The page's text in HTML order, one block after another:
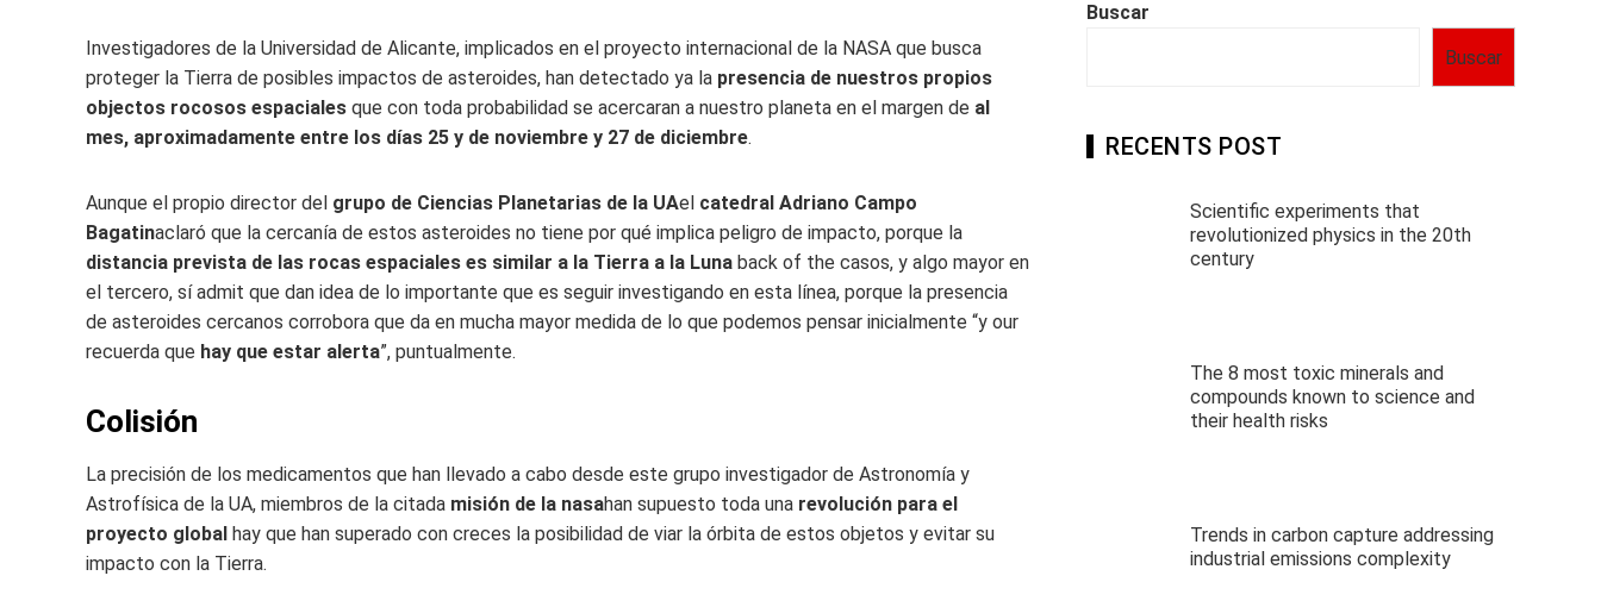
Investigadores de la Universidad de Alicante, implicados en el proyecto internacional de la NASA que busca
proteger la Tierra de posibles impactos de asteroides, han detectado ya la presencia de nuestros propios
objectos rocosos espaciales que con toda probabilidad se acercaran a nuestro planeta en el margen de al
mes, aproximadamente entre los días 25 y de noviembre y 27 de diciembre.
Aunque el propio director del grupo de Ciencias Planetarias de la UAel catedral Adriano Campo
Bagatinaclaró que la cercanía de estos asteroides no tiene por qué implica peligro de impacto, porque la
distancia prevista de las rocas espaciales es similar a la Tierra a la Luna back of the casos, y algo mayor en
el tercero, sí admit que dan idea de lo importante que es seguir investigando en esta línea, porque la presencia
de asteroides cercanos corrobora que da en mucha mayor medida de lo que podemos pensar inicialmente “y our
recuerda que hay que estar alerta”, puntualmente.
Colisión
La precisión de los medicamentos que han llevado a cabo desde este grupo investigador de Astronomía y
Astrofísica de la UA, miembros de la citada misión de la nasahan supuesto toda una revolución para el
proyecto global hay que han superado con creces la posibilidad de viar la órbita de estos objetos y evitar su
impacto con la Tierra.
Buscar
Buscar
RECENTS POST
Scientific experiments that
revolutionized physics in the 20th
century
The 8 most toxic minerals and
compounds known to science and
their health risks
Trends in carbon capture addressing
industrial emissions complexity